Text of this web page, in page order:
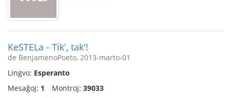
KeSTELa - Tik', tak'!
de BenjamenoPoeto, 2013-marto-01
Lingvo: Esperanto
Mesaĝoj: 1 Montroj: 39033